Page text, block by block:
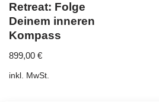
Retreat: Folge
Deinem inneren
Kompass
899,00 €
inkl. MwSt.